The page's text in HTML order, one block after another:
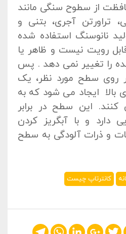
از سطوح سنگی مانند
تراورتن آجری، بتنی و
نانوسنگ استفاده شده
رویت نیست و ظاهر یا
را تغییر نمی دهد . پس
روی سطح مورد نظر، یک
بالا ایجاد می شود که به
این سطح در برابر
دارد و با آبگریز کردن
و ذرات آلودگی به سطح
کانترتاپ چیست
Twitter
Google+
LinkedIn
WhatsApp
Telegram